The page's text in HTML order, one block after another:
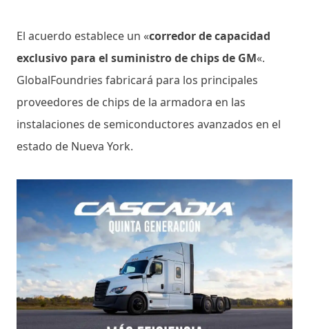
El acuerdo establece un «corredor de capacidad
exclusivo para el suministro de chips de GM«.
GlobalFoundries fabricará para los principales
proveedores de chips de la armadora en las
instalaciones de semiconductores avanzados en el
estado de Nueva York.